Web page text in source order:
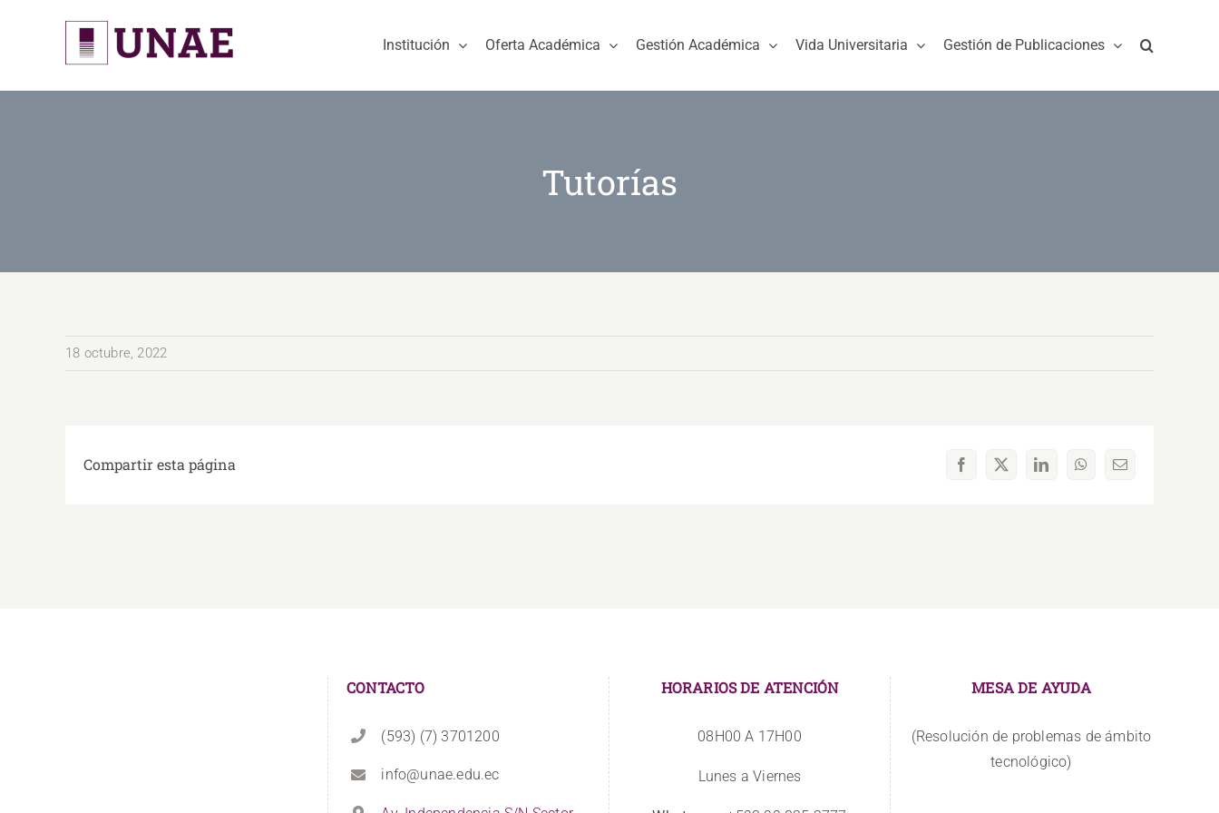
Institución Oferta Académica Gestión Académica Vida Universitaria Gestión de Publicaciones
Tutorías
18 octubre, 2022
Compartir esta página Facebook
X LinkedInWhatsAppCorreo
CONTACTO
(593) (7) 3701200
info@unae.edu.ec
HORARIOS DE ATENCIÓN
08H00 A 17H00
Lunes a Viernes
MESA DE AYUDA
(Resolución de problemas de ámbito
tecnológico)